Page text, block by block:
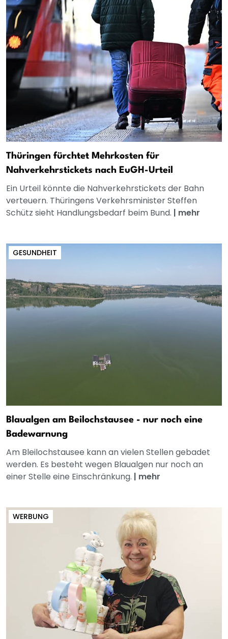
Thüringen fürchtet Mehrkosten für
Nahverkehrstickets nach EuGH-Urteil
Ein Urteil könnte die Nahverkehrstickets der Bahn
verteuern. Thüringens Verkehrsminister Steffen
Schütz sieht Handlungsbedarf beim Bund. | mehr
GESUNDHEIT
Blaualgen am Beilochstausee - nur noch eine
Badewarnung
Am Bleilochstausee kann an vielen Stellen gebadet
werden. Es besteht wegen Blaualgen nur noch an
einer Stelle eine Einschränkung. | mehr
WERBUNG